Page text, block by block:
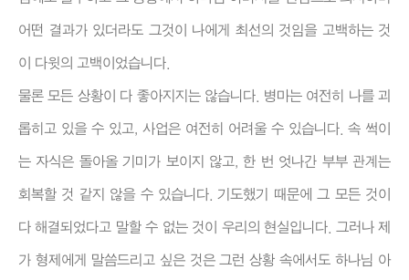
어떤 결과가 있더라도 그것이 나에게 최선의 것임을 고백하는 것
이 다윗의 고백이었습니다.
물론 모든 상황이 다 좋아지지는 않습니다. 병마는 여전히 나를 괴
롭히고 있을 수 있고, 사업은 여전히 어려울 수 있습니다. 속 썩이
는 자식은 돌아올 기미가 보이지 않고, 한 번 엇나간 부부 관계는
회복할 것 같지 않을 수 있습니다. 기도했기 때문에 그 모든 것이
다 해결되었다고 말할 수 없는 것이 우리의 현실입니다. 그러나 제
가 형제에게 말씀드리고 싶은 것은 그런 상황 속에서도 하나님 아